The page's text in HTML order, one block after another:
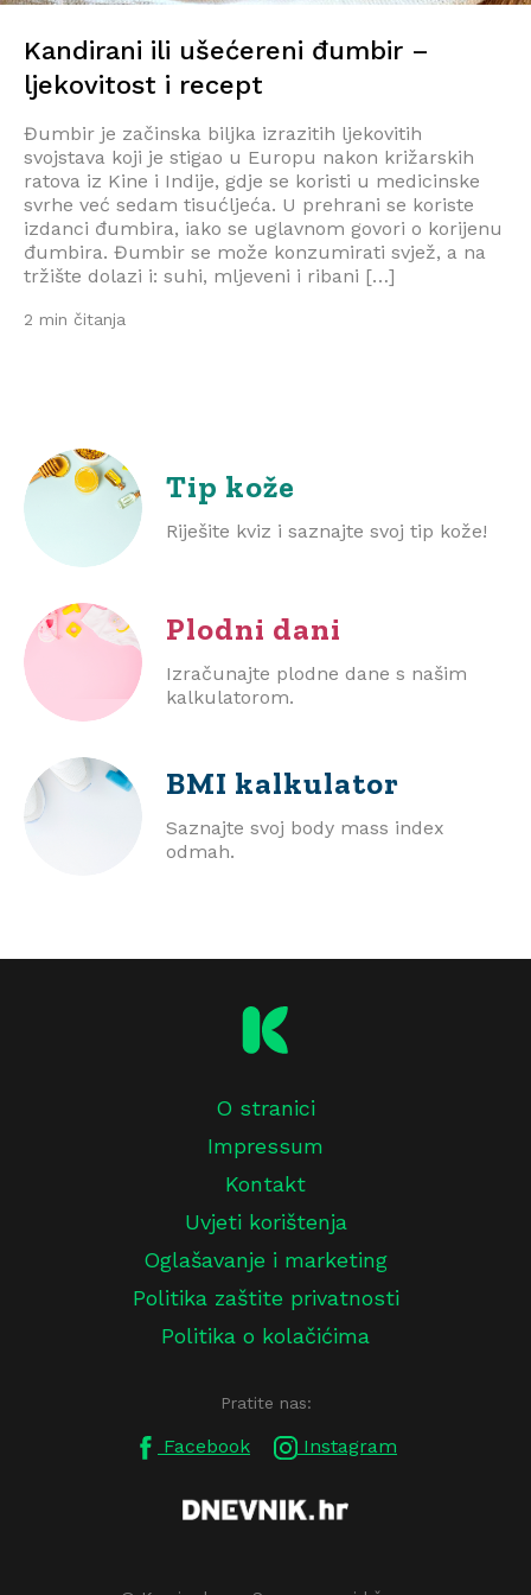
Kandirani ili ušećereni đumbir –
ljekovitost i recept
Đumbir je začinska biljka izrazitih ljekovitih
svojstava koji je stigao u Europu nakon križarskih
ratova iz Kine i Indije, gdje se koristi u medicinske
svrhe već sedam tisućljeća. U prehrani se koriste
izdanci đumbira, iako se uglavnom govori o korijenu
đumbira. Đumbir se može konzumirati svjež, a na
tržište dolazi i: suhi, mljeveni i ribani […]
2 min čitanja
Tip kože
Riješite kviz i saznajte svoj tip kože!
Plodni dani
Izračunajte plodne dane s našim
kalkulatorom.
BMI kalkulator
Saznajte svoj body mass index
odmah.
O stranici
Impressum
Kontakt
Uvjeti korištenja
Oglašavanje i marketing
Politika zaštite privatnosti
Politika o kolačićima
Pratite nas:
Facebook Instagram